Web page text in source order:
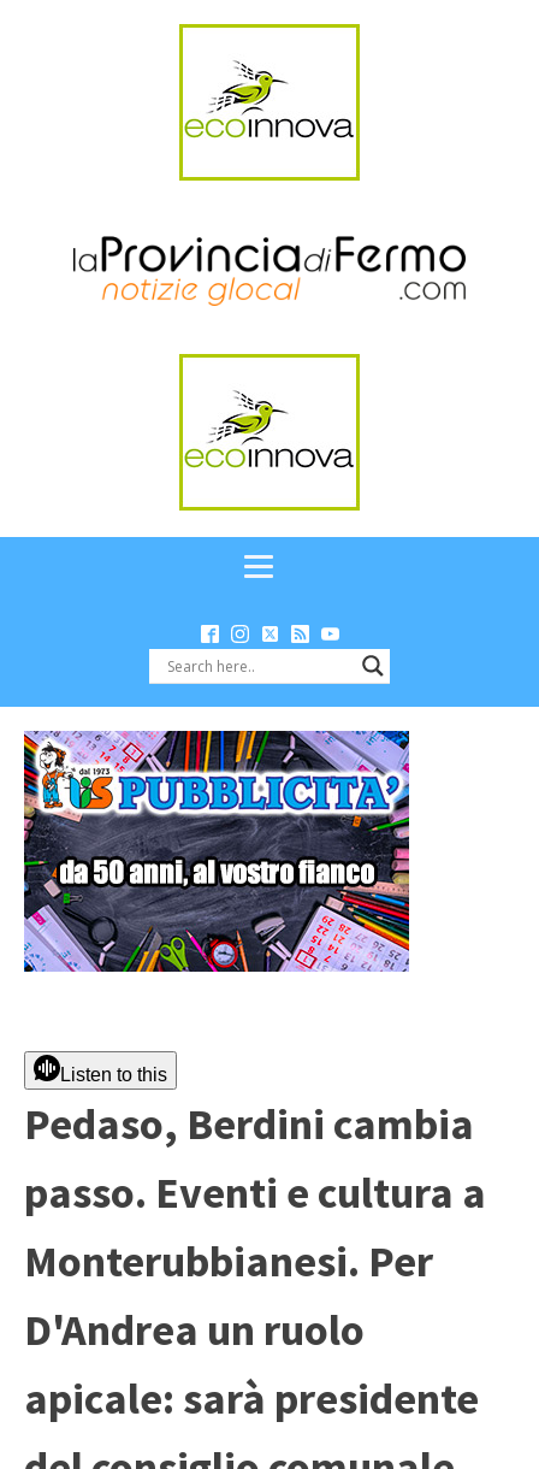
Listen to this
Pedaso, Berdini cambia
passo. Eventi e cultura a
Monterubbianesi. Per
D'Andrea un ruolo
apicale: sarà presidente